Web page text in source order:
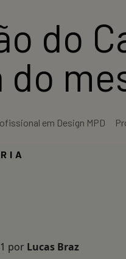
do
em Design MPD
por Lucas Braz